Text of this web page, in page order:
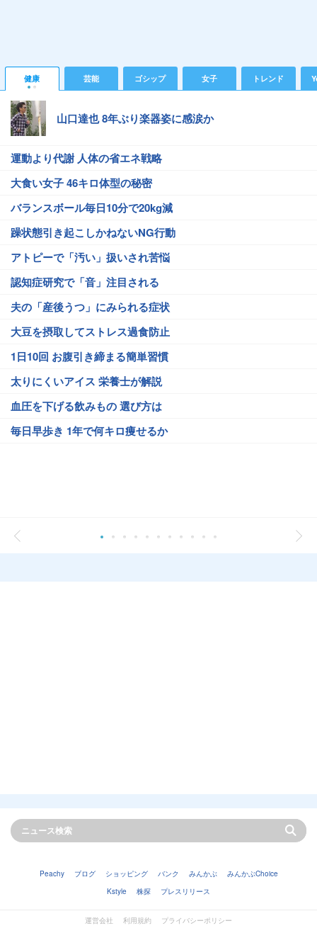
健康 芸能 ゴシップ 女子 トレンド
山口達也 8年ぶり楽器姿に感涙か
運動より代謝 人体の省エネ戦略
大食い女子 46キロ体型の秘密
バランスボール毎日10分で20kg減
躁状態引き起こしかねないNG行動
アトピーで「汚い」扱いされ苦悩
認知症研究で「音」注目される
夫の「産後うつ」にみられる症状
大豆を摂取してストレス過食防止
1日10回 お腹引き締まる簡単習慣
太りにくいアイス 栄養士が解説
血圧を下げる飲みもの 選び方は
毎日早歩き 1年で何キロ痩せるか
Peachy ブログ ショッピング バンク みんかぶ
みんかぶChoice
Kstyle
株探 プレスリリース
運営会社 利用規約 プライバシーポリシー